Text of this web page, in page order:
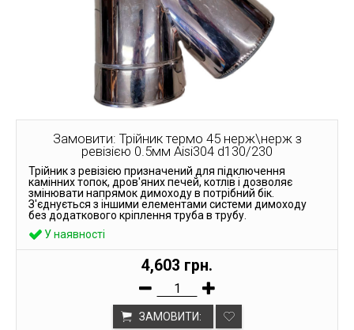
Замовити: Трійник термо 45 нерж\нерж з
ревізією 0.5мм Aisi304 d130/230
Трійник з ревізією призначений для підключення
камінних топок, дров'яних печей, котлів і дозволяє
змінювати напрямок димоходу в потрібний бік.
З'єднується з іншими елементами системи димоходу
без додаткового кріплення труба в трубу.
У наявності
4,603 грн.
ЗАМОВИТИ: